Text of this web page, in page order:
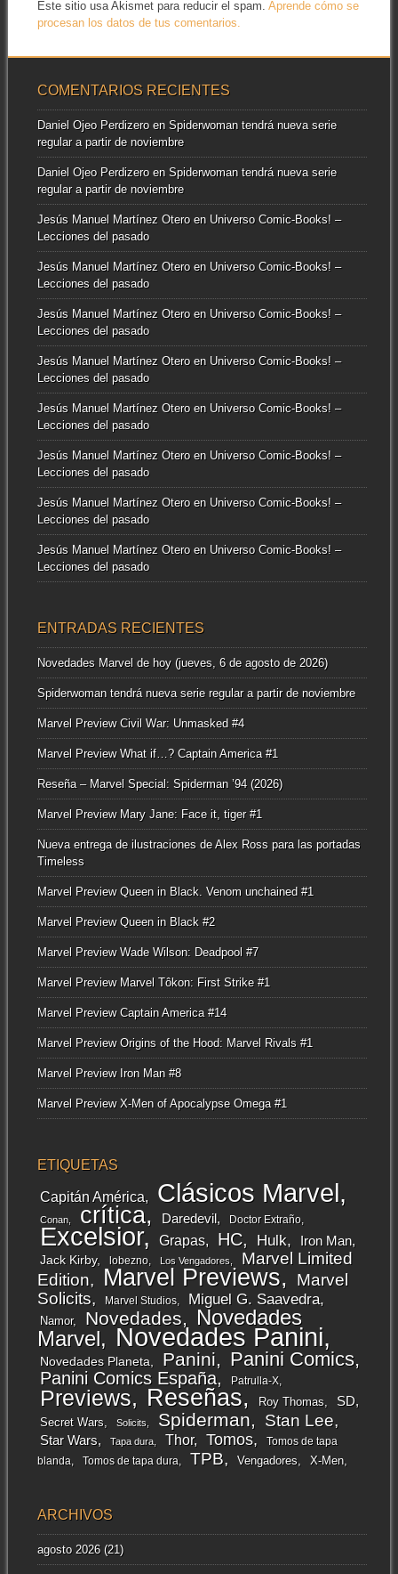
Este sitio usa Akismet para reducir el spam. Aprende cómo se
procesan los datos de tus comentarios.
COMENTARIOS RECIENTES
Daniel Ojeo Perdizeroen Spiderwoman tendrá nueva serie
regular a partir de noviembre
Daniel Ojeo Perdizeroen Spiderwoman tendrá nueva serie
regular a partir de noviembre
Jesús Manuel Martínez Oteroen Universo Comic-Books! –
Lecciones del pasado
Jesús Manuel Martínez Oteroen Universo Comic-Books! –
Lecciones del pasado
Jesús Manuel Martínez Oteroen Universo Comic-Books! –
Lecciones del pasado
Jesús Manuel Martínez Oteroen Universo Comic-Books! –
Lecciones del pasado
Jesús Manuel Martínez Oteroen Universo Comic-Books! –
Lecciones del pasado
Jesús Manuel Martínez Oteroen Universo Comic-Books! –
Lecciones del pasado
Jesús Manuel Martínez Oteroen Universo Comic-Books! –
Lecciones del pasado
Jesús Manuel Martínez Oteroen Universo Comic-Books! –
Lecciones del pasado
ENTRADAS RECIENTES
Novedades Marvel de hoy (jueves, 6 de agosto de 2026)
Spiderwoman tendrá nueva serie regular a partir de noviembre
Marvel Preview Civil War: Unmasked #4
Marvel Preview What if…? Captain America #1
Reseña – Marvel Special: Spiderman ’94 (2026)
Marvel Preview Mary Jane: Face it, tiger #1
Nueva entrega de ilustraciones de Alex Ross para las portadas
Timeless
Marvel Preview Queen in Black. Venom unchained #1
Marvel Preview Queen in Black #2
Marvel Preview Wade Wilson: Deadpool #7
Marvel Preview Marvel Tôkon: First Strike #1
Marvel Preview Captain America #14
Marvel Preview Origins of the Hood: Marvel Rivals #1
Marvel Preview Iron Man #8
Marvel Preview X-Men of Apocalypse Omega #1
ETIQUETAS
Capitán América Clásicos Marvel
Conan crítica Daredevil Doctor Extraño
Excelsior Grapas HC Hulk Iron Man
Jack Kirby lobezno Los Vengadores
Marvel Limited
Edition
Marvel Previews
Marvel
Solicits
Marvel Studios Miguel G. Saavedra
Namor Novedades
Novedades
Marvel
Novedades Panini
Novedades Planeta Panini Panini Comics
Panini Comics España Patrulla-X
Previews Reseñas Roy Thomas SD
Secret Wars Solicits Spiderman Stan Lee
Star Wars Tapa dura Thor Tomos
Tomos de tapa
blanda
Tomos de tapa dura TPB Vengadores X-Men
ARCHIVOS
agosto 2026(21)